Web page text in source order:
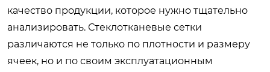
качество продукции, которое нужно тщательно
анализировать. Стеклотканевые сетки
различаются не только по плотности и размеру
ячеек, но и по своим эксплуатационным